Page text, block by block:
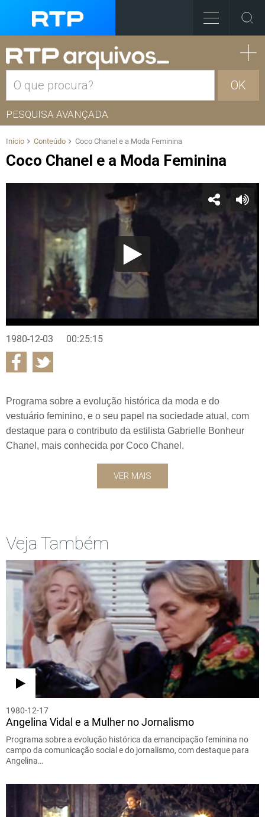
OK
PESQUISA AVANÇADA
Início Conteúdo Coco Chanel e a Moda Feminina
Coco Chanel e a Moda Feminina
1980-12-03 00:25:15
Programa sobre a evolução histórica da moda e do
vestuário feminino, e o seu papel na sociedade atual, com
destaque para o contributo da estilista Gabrielle Bonheur
Chanel, mais conhecida por Coco Chanel.
VER MAIS
Veja Também
1980-12-17
Angelina Vidal e a Mulher no Jornalismo
Programa sobre a evolução histórica da emancipação feminina no
campo da comunicação social e do jornalismo, com destaque para
Angelina…